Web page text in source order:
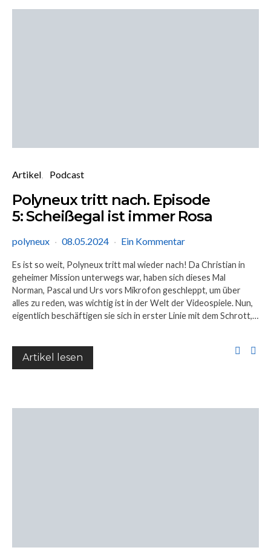
Artikel Podcast
Polyneux tritt nach. Episode
5: Scheißegal ist immer Rosa
polyneux 08.05.2024 Ein Kommentar
Es ist so weit, Polyneux tritt mal wieder nach! Da Christian in
geheimer Mission unterwegs war, haben sich dieses Mal
Norman, Pascal und Urs vors Mikrofon geschleppt, um über
alles zu reden, was wichtig ist in der Welt der Videospiele. Nun,
eigentlich beschäftigen sie sich in erster Linie mit dem Schrott,…
Artikel lesen